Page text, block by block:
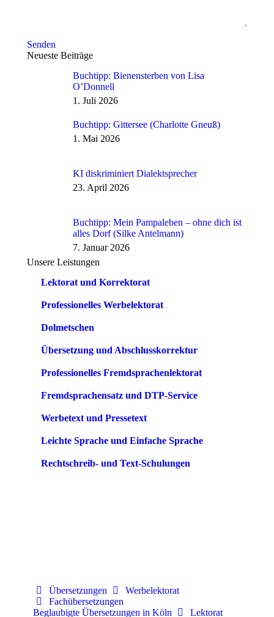
Senden
Neueste Beiträge
Buchtipp: Bienensterben von Lisa
O’Donnell
1. Juli 2026
Buchtipp: Gittersee (Charlotte Gneuß)
1. Mai 2026
KI diskriminiert Dialektsprecher
23. April 2026
Buchtipp: Mein Pampaleben – ohne dich ist
alles Dorf (Silke Antelmann)
7. Januar 2026
Unsere Leistungen
Lektorat und Korrektorat
Professionelles Werbelektorat
Dolmetschen
Übersetzung und Abschlusskorrektur
Professionelles Fremdsprachenlektorat
Fremdsprachensatz und DTP-Service
Werbetext und Pressetext
Leichte Sprache und Einfache Sprache
Rechtschreib- und Text-Schulungen
Übersetzungen
Werbelektorat
Fachübersetzungen
Beglaubigte Übersetzungen in Köln
Lektorat